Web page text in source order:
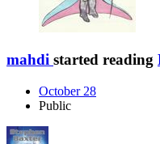
mahdi started reading
October 28
Public